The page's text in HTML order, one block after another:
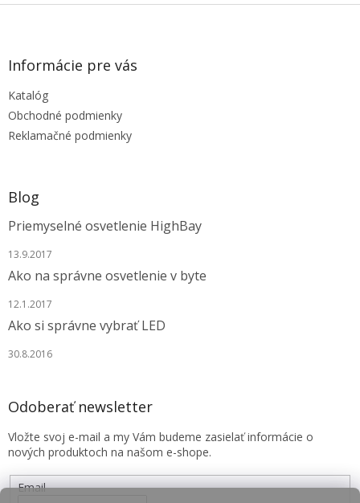
Z
Informácie pre vás
Katalóg
Obchodné podmienky
Reklamačné podmienky
Blog
Priemyselné osvetlenie HighBay
13.9.2017
Ako na správne osvetlenie v byte
12.1.2017
Ako si správne vybrať LED
30.8.2016
Odoberať newsletter
Vložte svoj e-mail a my Vám budeme zasielať informácie o
nových produktoch na našom e-shope.
Email